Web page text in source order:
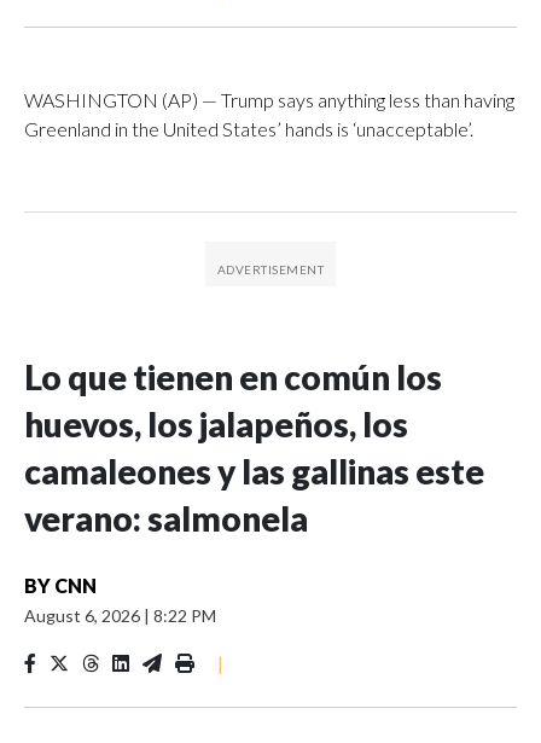
WASHINGTON (AP) — Trump says anything less than having
Greenland in the United States’ hands is ‘unacceptable’.
Lo que tienen en común los
huevos, los jalapeños, los
camaleones y las gallinas este
verano: salmonela
BY CNN
August 6, 2026 | 8:22 PM
|